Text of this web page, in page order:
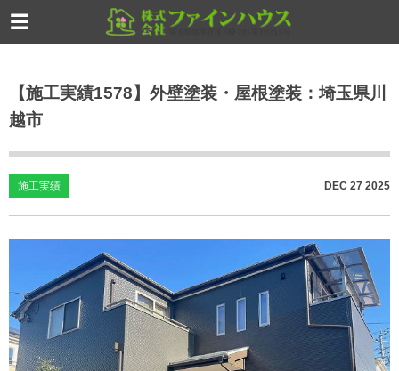
【施工実績1578】外壁塗装・屋根塗装：埼玉県川
越市
施工実績 DEC 27 2025